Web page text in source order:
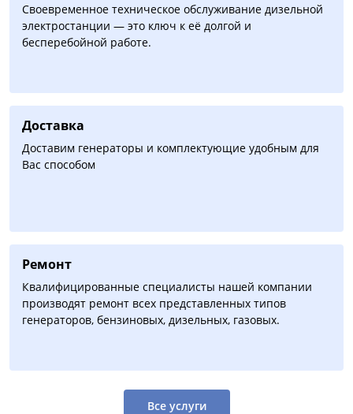
Своевременное техническое обслуживание дизельной
электростанции — это ключ к её долгой и
бесперебойной работе.
Доставка
Доставим генераторы и комплектующие удобным для
Вас способом
Ремонт
Квалифицированные специалисты нашей компании
производят ремонт всех представленных типов
генераторов, бензиновых, дизельных, газовых.
Все услуги